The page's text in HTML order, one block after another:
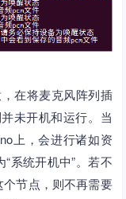
在将麦克风阵列插
未开机和运行。当
上，会进行诸如资
系统开机中”。若不
节点，则不再需要